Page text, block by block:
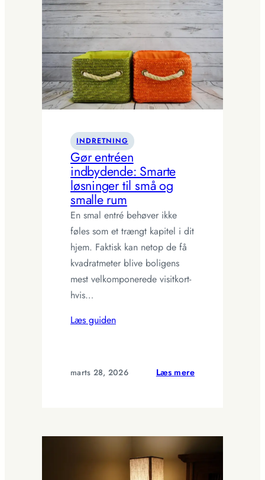
greb,
der
skaber
og
ro
INDRETNING
Gør entréen
indbydende: Smarte
løsninger til små og
smalle rum
En smal entré behøver ikke
føles som et trængt kapitel i dit
hjem. Faktisk kan netop de få
kvadratmeter blive boligens
mest velkomponerede visitkort-
hvis…
Læs guiden
marts 28, 2026 Læs mere:
løsninger